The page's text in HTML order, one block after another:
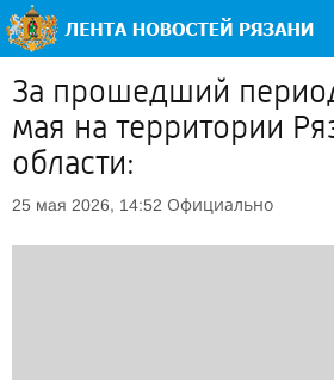
За прошедший
мая на территории
области:
25 мая 2026, 14:52 Официально